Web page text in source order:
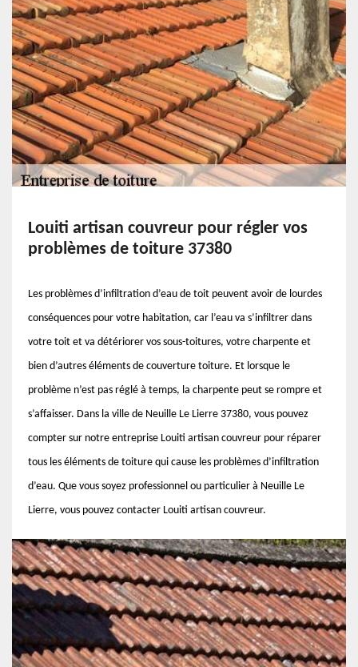
Louiti artisan couvreur pour régler vos
problèmes de toiture 37380
Les problèmes d’infiltration d’eau de toit peuvent avoir de lourdes
conséquences pour votre habitation, car l’eau va s’infiltrer dans
votre toit et va détériorer vos sous-toitures, votre charpente et
bien d’autres éléments de couverture toiture. Et lorsque le
problème n’est pas réglé à temps, la charpente peut se rompre et
s’affaisser. Dans la ville de Neuille Le Lierre 37380, vous pouvez
compter sur notre entreprise Louiti artisan couvreur pour réparer
tous les éléments de toiture qui cause les problèmes d’infiltration
d’eau. Que vous soyez professionnel ou particulier à Neuille Le
Lierre, vous pouvez contacter Louiti artisan couvreur.